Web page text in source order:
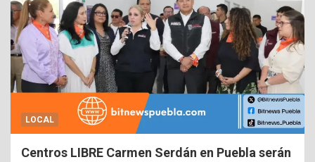
LOCAL
Centros LIBRE Carmen Serdán en Puebla serán